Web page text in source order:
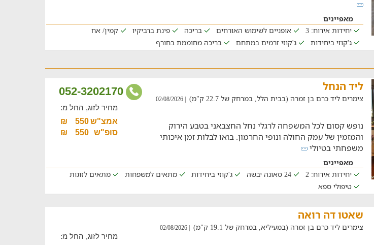
מאפיינים
יחידות אירוח: 3
אופניים לשימוש האורחים בריכה פינת ברביקיו
קמין/ אח
ג'קוזי ביחידות
ג'קוזי זרמים במתחם בריכה מחוממת בחורף
052-3202170 ליד הנחל
צימרים ליד כרם בן זמרה (בבית הלל, במרחק של 22.7 ק"מ) | 02/08/2026
נופש קסום לכל המשפחה לרגלי נחל החצבאני בטבע הירוק
והמזמין של עמק החולה ונופי החרמון. בואו לבלות זמן איכותי
משפחתי בטיולי
מחיר לזוג, החל מ:
אמצ"ש550
₪
סופ"ש
550
₪
מאפיינים
יחידות אירוח: 2
24 סאונה יבשה ג'קוזי ביחידות מתאים למשפחות
מתאים לזוגות
טיפולי ספא
שאטו דה רואה
צימרים ליד כרם בן זמרה (במעיליא, במרחק של 19.1 ק"מ) | 02/08/2026
מחיר לזוג, החל מ: